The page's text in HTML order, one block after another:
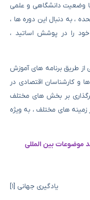
وضعیت دانشگاهی و علمی
، به دنبال این دوره ها ،
را در پوشش اساتید ،
از طریق برنامه های آموزش
و کارشناسان اقتصادی در
بر بخش های مختلف
زمینه های مختلف ، به ویژه
[۱] یادگیری جهانی